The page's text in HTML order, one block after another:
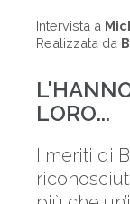
Intervista a
Realizzata da
LORO...
I meriti di